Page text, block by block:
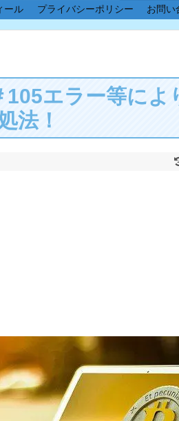
ール プライバシーポリシー お問い
エラー等によ
法！